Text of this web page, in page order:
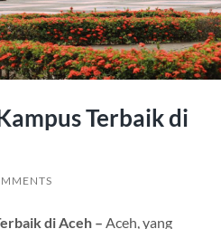
Terbaik di
di Aceh – Aceh, yang